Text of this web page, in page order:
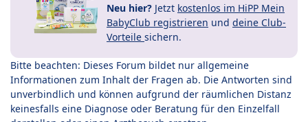
Neu hier? Jetzt kostenlos im HiPP Mein
BabyClub registrieren und deine Club-
Vorteile sichern.
Bitte beachten: Dieses Forum bildet nur allgemeine
Informationen zum Inhalt der Fragen ab. Die Antworten sind
unverbindlich und können aufgrund der räumlichen Distanz
keinesfalls eine Diagnose oder Beratung für den Einzelfall